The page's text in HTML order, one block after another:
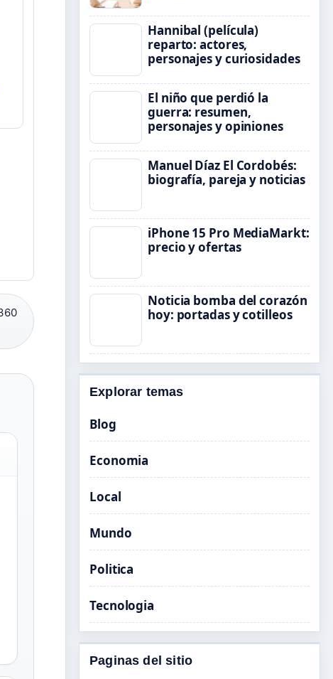
Hannibal (película)
reparto: actores,
personajes y curiosidades
El niño que perdió la
guerra: resumen,
personajes y opiniones
Manuel Díaz El Cordobés:
biografía, pareja y noticias
iPhone 15 Pro MediaMarkt:
precio y ofertas
Noticia bomba del corazón
hoy: portadas y cotilleos
Explorar temas
Blog
Economia
Local
Mundo
Politica
Tecnologia
Paginas del sitio